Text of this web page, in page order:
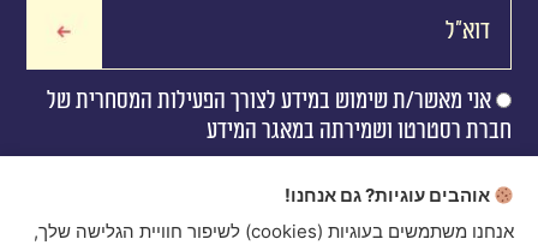
אני מאשר/ת שימוש במידע לצורך הפעילות המסחרית של
חברת רסטרטו ושמירתה במאגר המידע
אוהבים עוגיות? גם אנחנו!
אנחנו משתמשים בעוגיות (cookies) לשיפור חוויית הגלישה שלך,